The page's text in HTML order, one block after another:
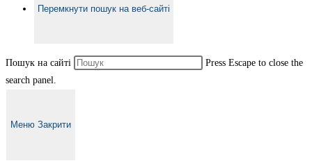
Перемкнути пошук на веб-сайті
Пошук на сайті
Press Escape to close the
search panel.
Меню Закрити